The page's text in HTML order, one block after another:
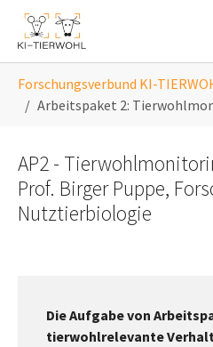
Skip to main navigation
Skip to main content
Skip to page footer
Forschungsverbund KI-
Arbeitspaket 2:
AP2 -
Prof. Birger Puppe,
Nutztierbiologie
Die Aufgabe von
tierwohlrelevante